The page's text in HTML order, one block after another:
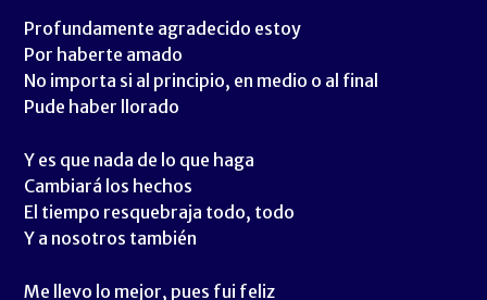
Profundamente agradecido estoy
Por haberte amado
No importa si al principio, en medio o al final
Pude haber llorado
Y es que nada de lo que haga
Cambiará los hechos
El tiempo resquebraja todo, todo
Y a nosotros también
Me llevo lo mejor, pues fui feliz